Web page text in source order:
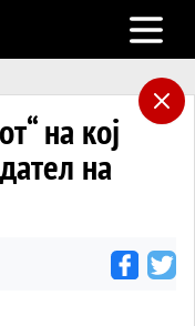
Open
на кој
на